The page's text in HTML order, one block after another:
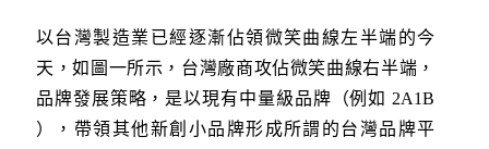
以台灣製造業已經逐漸佔領微笑曲線左半端的今
天，如圖一所示，台灣廠商攻佔微笑曲線右半端，
品牌發展策略，是以現有中量級品牌（例如 2A1B
），帶領其他新創小品牌形成所謂的台灣品牌平